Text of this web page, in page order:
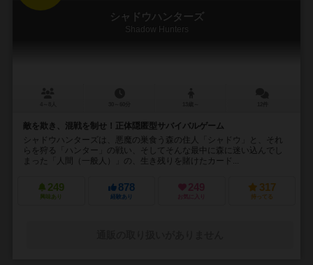
シャドウハンターズ
Shadow Hunters
敵を欺き、混戦を制せ！正体隠匿型サバイバルゲーム
シャドウハンターズは、悪魔の巣食う森の住人「シャドウ」と、それ
らを狩る「ハンター」の戦い、そしてそんな最中に森に迷い込んでし
まった「人間（一般人）」の、生き残りを賭けたカード...
249
興味あり
878
経験あり
249
お気に入り
317
持ってる